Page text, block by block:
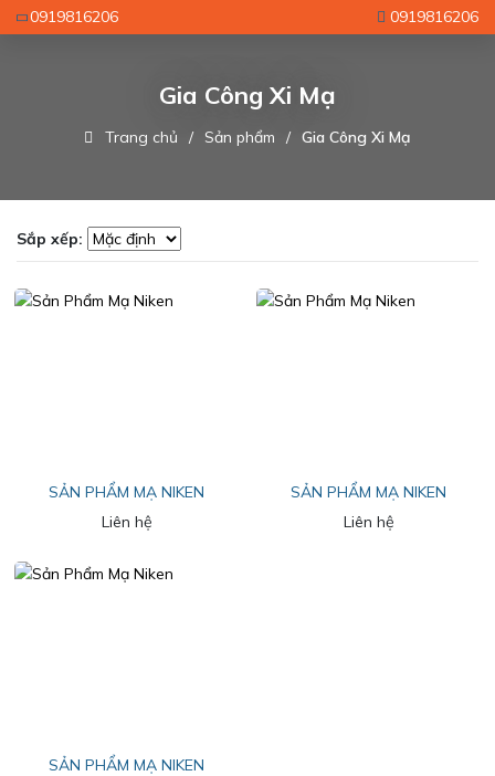
0919816206 0919816206
Gia Công Xi Mạ
Trang chủ Sản phẩm Gia Công Xi Mạ
Sắp xếp:
SẢN PHẨM MẠ NIKEN
Liên hệ
SẢN PHẨM MẠ NIKEN
Liên hệ
SẢN PHẨM MẠ NIKEN